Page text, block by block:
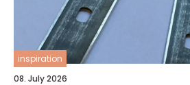
inspiration
08. July 2026